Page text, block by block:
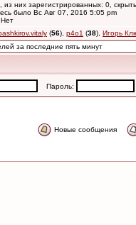
, из них зарегистрированных: 0,
было Вс Авг 07, 2016 5:05 pm
Нет
(56), p4o1 (38), Игорь
за последние пять минут
Пароль:
Новые сообщения